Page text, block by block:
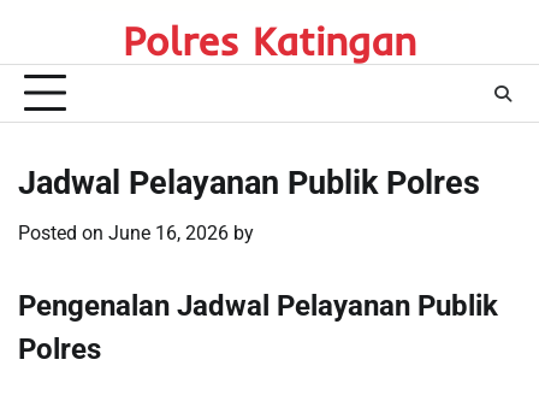
Polres Katingan
Jadwal Pelayanan Publik Polres
Posted on June 16, 2026 by
Pengenalan Jadwal Pelayanan Publik
Polres